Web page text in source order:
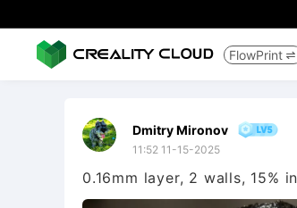
FlowPrint 
Dmitry Mironov
11:52 11-15-2025
0.16mm layer, 2 walls, 15%